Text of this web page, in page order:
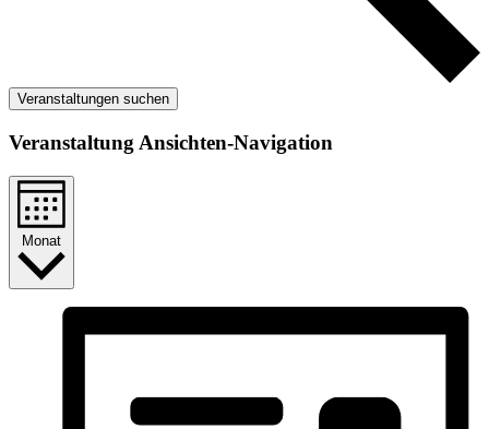
Veranstaltungen suchen
Veranstaltung Ansichten-Navigation
Monat